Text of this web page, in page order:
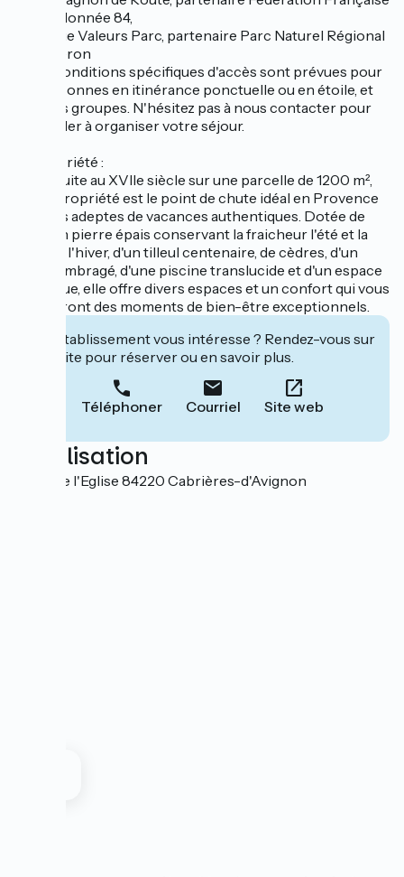
de Randonnée 84,
- Marque Valeurs Parc, partenaire Parc Naturel Régional
du Luberon
- Des conditions spécifiques d'accès sont prévues pour
les personnes en itinérance ponctuelle ou en étoile, et
pour les groupes. N'hésitez pas à nous contacter pour
vous aider à organiser votre séjour.
La propriété :
Construite au XVIIe siècle sur une parcelle de 1200 m²,
notre propriété est le point de chute idéal en Provence
pour les adeptes de vacances authentiques. Dotée de
murs en pierre épais conservant la fraicheur l'été et la
chaleur l'hiver, d'un tilleul centenaire, de cèdres, d'un
jardin ombragé, d'une piscine translucide et d'un espace
barbecue, elle offre divers espaces et un confort qui vous
garantiront des moments de bien-être exceptionnels.
Cet établissement vous intéresse ? Rendez-vous sur
leur site pour réserver ou en savoir plus.
Téléphoner Courriel Site web
Localisation
Place de l'Eglise 84220 Cabrières-d'Avignon